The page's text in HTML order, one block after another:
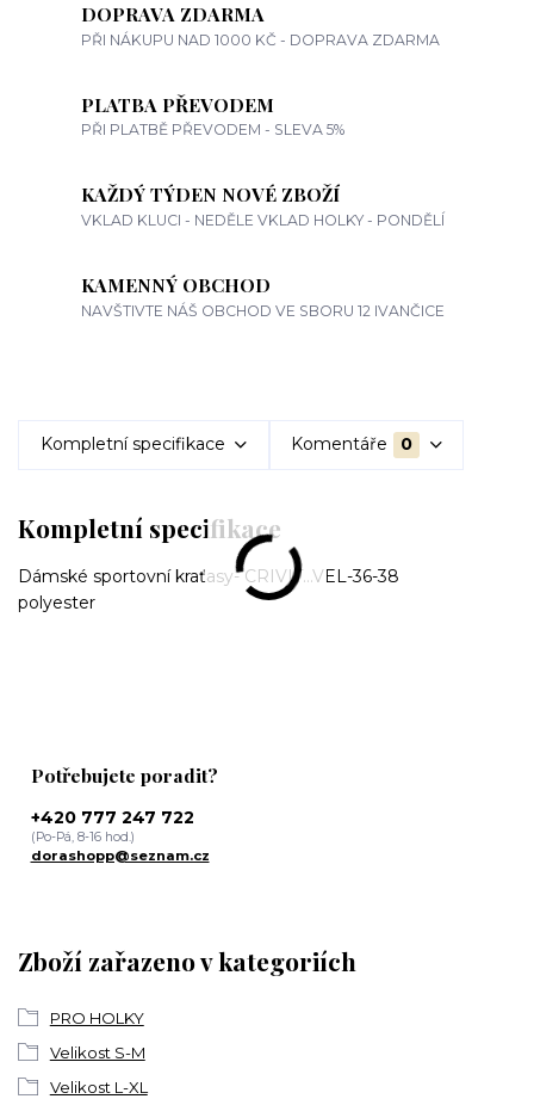
DOPRAVA ZDARMA
PŘI NÁKUPU NAD 1000 KČ - DOPRAVA ZDARMA
PLATBA PŘEVODEM
PŘI PLATBĚ PŘEVODEM - SLEVA 5%
KAŽDÝ TÝDEN NOVÉ ZBOŽÍ
VKLAD KLUCI - NEDĚLE VKLAD HOLKY - PONDĚLÍ
KAMENNÝ OBCHOD
NAVŠTIVTE NÁŠ OBCHOD VE SBORU 12 IVANČICE
Kompletní specifikace Komentáře 0
Kompletní specifikace
Dámské sportovní kraťasy- CRIVIT...VEL-36-38
polyester
Zboží zařazeno v kategoriích
PRO HOLKY
Velikost S-M
Velikost L-XL
Potřebujete poradit?
+420 777 247 722
(Po-Pá, 8-16 hod.)
dorashopp@seznam.cz